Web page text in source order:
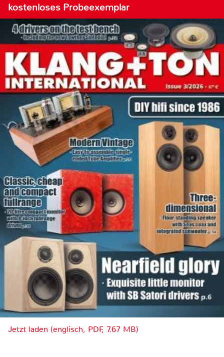
kostenloses Probeexemplar
Jetzt laden (englisch, PDF, 7.67 MB)